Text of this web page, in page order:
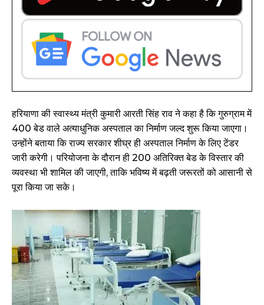
हरियाणा की स्वास्थ्य मंत्री कुमारी आरती सिंह राव ने कहा है कि गुरुग्राम में
400 बेड वाले अत्याधुनिक अस्पताल का निर्माण जल्द शुरू किया जाएगा।
उन्होंने बताया कि राज्य सरकार शीघ्र ही अस्पताल निर्माण के लिए टेंडर
जारी करेगी। परियोजना के दौरान ही 200 अतिरिक्त बेड के विस्तार की
व्यवस्था भी शामिल की जाएगी, ताकि भविष्य में बढ़ती जरूरतों को आसानी से
पूरा किया जा सके।